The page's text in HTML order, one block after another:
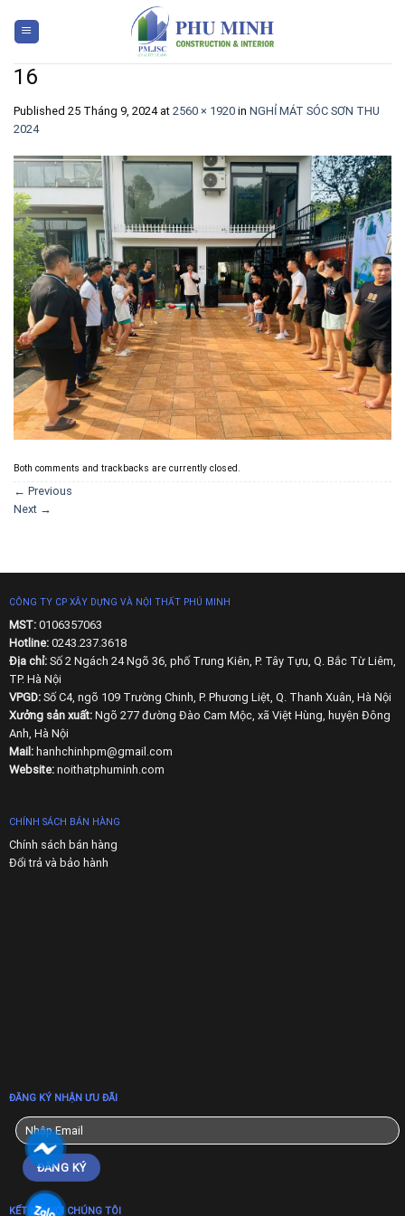
content
16
Published 25 Tháng 9, 2024at 2560 × 1920 in NGHỈ MÁT SÓC SƠN THU
2024
Both comments and trackbacks are currently closed.
← Previous
Next →
CÔNG TY CP XÂY DỰNG VÀ NỘI THẤT PHÚ MINH
MST: 0106357063
Hotline:0243.237.3618
Địa chỉ:Số 2 Ngách 24 Ngõ 36, phố Trung Kiên, P. Tây Tựu, Q. Bắc Từ Liêm,
TP. Hà Nội
VPGD:Số C4, ngõ 109 Trường Chinh, P. Phương Liệt, Q. Thanh Xuân, Hà Nội
Xưởng sản xuất:Ngõ 277 đường Đào Cam Mộc, xã Việt Hùng, huyện Đông
Anh, Hà Nội
Mail: hanhchinhpm@gmail.com
Website:noithatphuminh.com
CHÍNH SÁCH BÁN HÀNG
Chính sách bán hàng
Đổi trả và bảo hành
ĐĂNG KÝ NHẬN ƯU ĐÃI
KẾT NỐI VỚI CHÚNG TÔI